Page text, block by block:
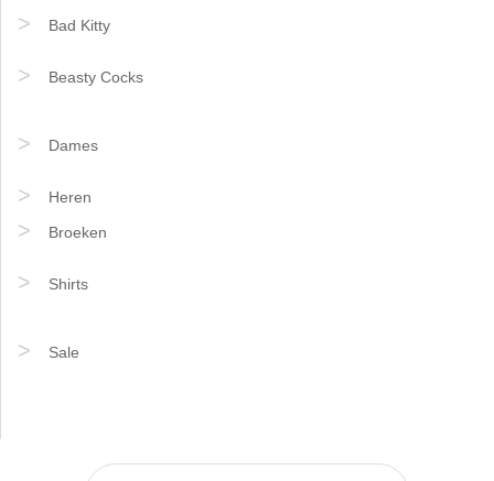
Bad Kitty
Beasty Cocks
Dames
Heren
Broeken
Shirts
Sale